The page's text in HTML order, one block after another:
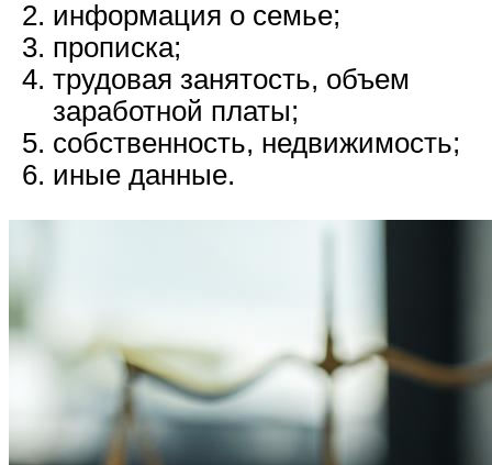
информация о семье;
прописка;
трудовая занятость, объем
заработной платы;
собственность, недвижимость;
иные данные.